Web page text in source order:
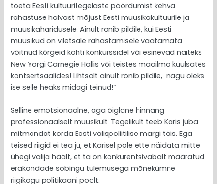
toeta Eesti kultuuritegelaste pöördumist kehva
rahastuse halvast mõjust Eesti muusikakultuurile ja
muusikaharidusele. Ainult ronib pildile, kui Eesti
muusikud on viletsale rahastamisele vaatamata
võitnud kõrgeid kohti konkurssidel või esinevad näiteks
New Yorgi Carnegie Hallis või teistes maailma kuulsates
kontsertsaalides! Lihtsalt ainult ronib pildile, nagu oleks
ise selle heaks midagi teinud!“
Selline emotsionaalne, aga õiglane hinnang
professionaalselt muusikult. Tegelikult teeb Karis juba
mitmendat korda Eesti välispoliitilise margi täis. Ega
teised riigid ei tea ju, et Karisel pole ette näidata mitte
ühegi valija häält, et ta on konkurentsivabalt määratud
erakondade sobingu tulemusega mõnekümne
riigikogu politikaani poolt.